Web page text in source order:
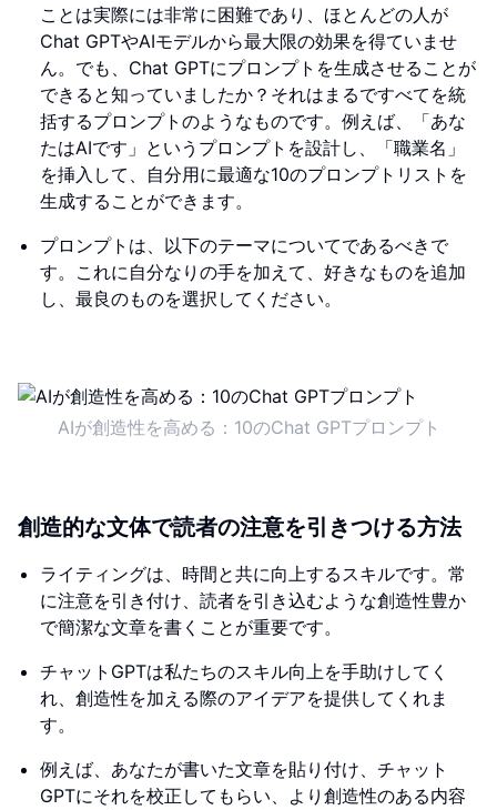
ことは実際には非常に困難であり、ほとんどの人が
Chat GPTやAIモデルから最大限の効果を得ていませ
ん。でも、Chat GPTにプロンプトを生成させることが
できると知っていましたか？それはまるですべてを統
括するプロンプトのようなものです。例えば、「あな
たはAIです」というプロンプトを設計し、「職業名」
を挿入して、自分用に最適な10のプロンプトリストを
生成することができます。
プロンプトは、以下のテーマについてであるべきで
す。これに自分なりの手を加えて、好きなものを追加
し、最良のものを選択してください。
AIが創造性を高める：10のChat GPTプロンプト
創造的な文体で読者の注意を引きつける方法
ライティングは、時間と共に向上するスキルです。常
に注意を引き付け、読者を引き込むような創造性豊か
で簡潔な文章を書くことが重要です。
チャットGPTは私たちのスキル向上を手助けしてく
れ、創造性を加える際のアイデアを提供してくれま
す。
例えば、あなたが書いた文章を貼り付け、チャット
GPTにそれを校正してもらい、より創造性のある内容